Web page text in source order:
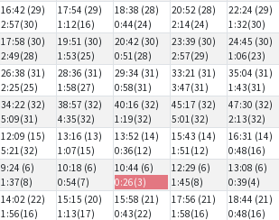
16:42 (29)
2:57(30)
17:54 (29)
1:12(16)
18:38 (28)
0:44(24)
20:52 (28)
2:14(24)
22:24 (29)
1:32(30)
17:58 (30)
2:49(28)
19:51 (30)
1:53(25)
20:42 (30)
0:51(28)
23:39 (30)
2:57(29)
24:45 (30)
1:06(23)
26:38 (31)
2:25(25)
28:36 (31)
1:58(27)
29:34 (31)
0:58(31)
33:21 (31)
3:47(31)
35:04 (31)
1:43(31)
34:22 (32)
5:09(31)
38:57 (32)
4:35(32)
40:16 (32)
1:19(32)
45:17 (32)
5:01(32)
47:30 (32)
2:13(32)
12:09 (15)
5:21(32)
13:16 (13)
1:07(15)
13:52 (14)
0:36(12)
15:43 (14)
1:51(12)
16:31 (14)
0:48(16)
9:24 (6)
1:37(8)
10:18 (6)
0:54(7)
10:44 (6)
0:26(3)
12:29 (6)
1:45(8)
13:08 (6)
0:39(4)
14:02 (22)
1:56(16)
15:15 (20)
1:13(17)
15:58 (21)
0:43(22)
17:56 (21)
1:58(16)
18:44 (21)
0:48(16)